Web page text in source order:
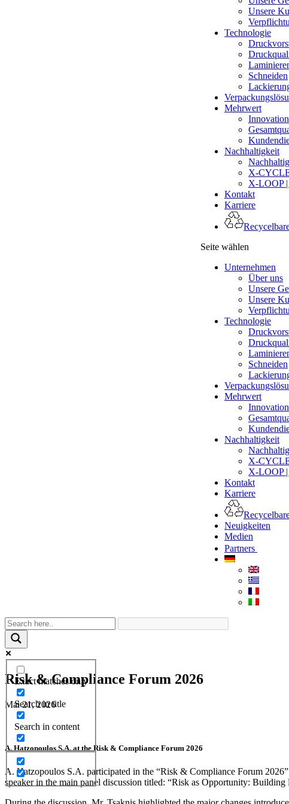
Unsere
Technologie
Schneiden
Mehrwert
Innovation
Nachhaltigkeit
X-
X-LOOP
Kontakt
Karriere
Seite wählen
Unternehmen
Über uns
Unsere
Unsere
Technologie
Schneiden
Mehrwert
Innovation
Nachhaltigkeit
X-
X-LOOP
Kontakt
Karriere
Neuigkeiten
Medien
Partners
Exact matches only
Search in title
Search in content
Risk & Compliance Forum 2026
Mai 21, 2026
A. Hatzopoulos S.A. at the Risk & Compliance Forum 2026
A. Hatzopoulos S.A. participated in the “Risk & Compliance Forum
speaker in the main panel discussion titled: “Risk as Opportunity: